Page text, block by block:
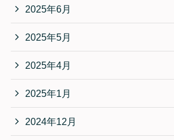
2025年6月
2025年5月
2025年4月
2025年1月
2024年12月